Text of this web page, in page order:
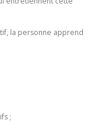
la personne apprend
;